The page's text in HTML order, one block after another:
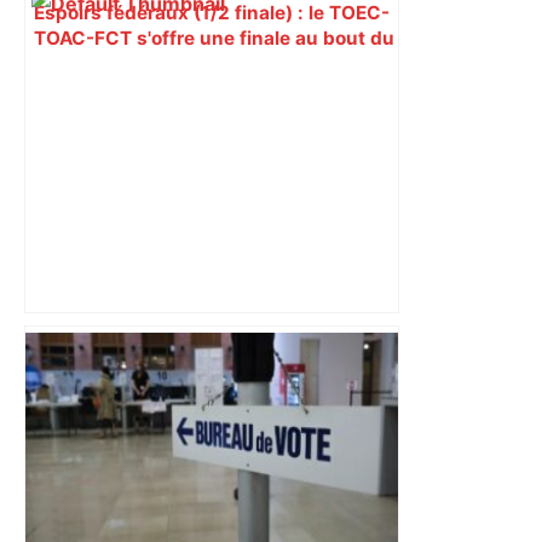
Espoirs fédéraux (1/2 finale) : le TOEC-
TOAC-FCT s'offre une finale au bout du
Lavelanet. Lisa Garcia et Charlyne Pujol
à l’assaut du Pôle Espoir de Toulouse –
ladepeche.fr